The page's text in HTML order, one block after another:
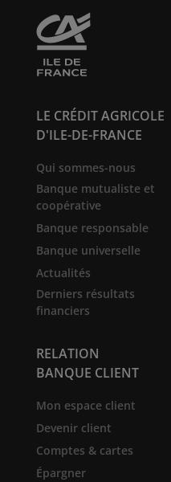
LE CRÉDIT AGRICOLE
D'ILE-DE-FRANCE
Qui sommes-nous
Banque mutualiste et
coopérative
Banque responsable
Banque universelle
Actualités
Derniers résultats
financiers
RELATION
BANQUE CLIENT
Mon espace client
Devenir client
Comptes & cartes
Épargner